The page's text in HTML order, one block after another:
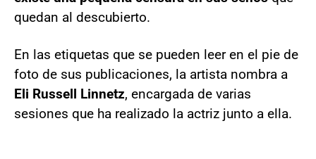
quedan al descubierto.
En las etiquetas que se pueden leer en el pie de
foto de sus publicaciones, la artista nombra a
Eli Russell Linnetz, encargada de varias
sesiones que ha realizado la actriz junto a ella.